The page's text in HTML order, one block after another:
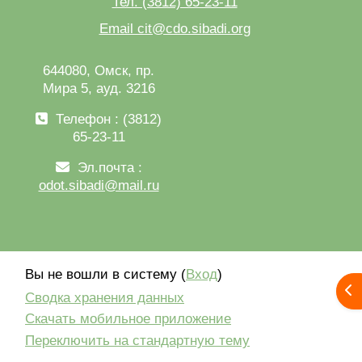
Email cit@cdo.sibadi.org
644080, Омск, пр.
Мира 5, ауд. 3216
Телефон : (3812)
65-23-11
Эл.почта :
odot.sibadi@mail.ru
Вы не вошли в систему (Вход)
Сводка хранения данных
Скачать мобильное приложение
Переключить на стандартную тему